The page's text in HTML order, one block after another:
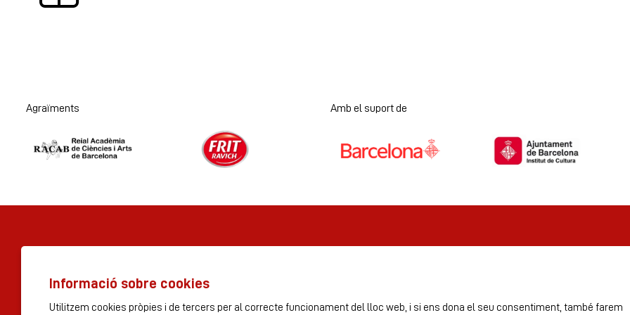
Agraïments Amb el suport de
Informació sobre cookies
Utilitzem cookies pròpies i de tercers per al correcte funcionament del lloc web, i si ens dona el seu consentiment, també farem